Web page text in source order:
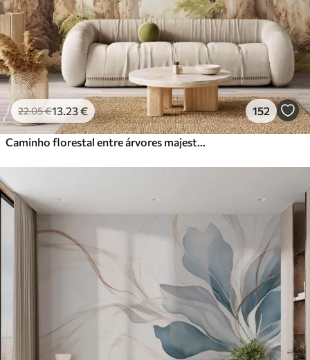
22.05€13 .23€ 152